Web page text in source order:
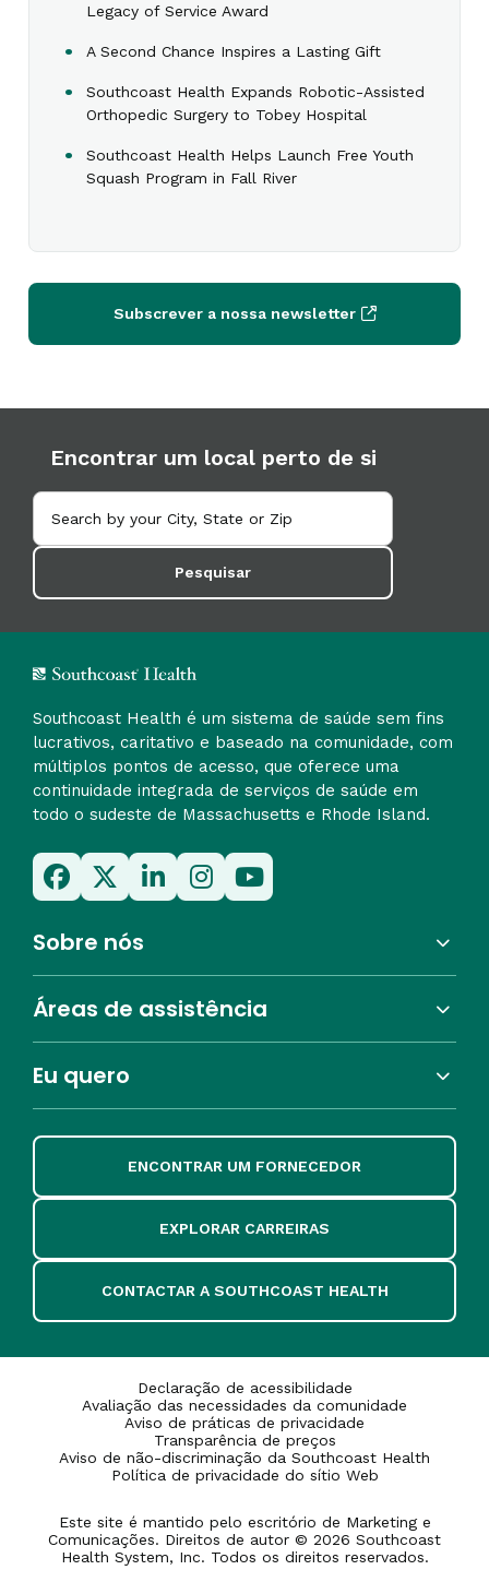
Legacy of Service Award
A Second Chance Inspires a Lasting Gift
Southcoast Health Expands Robotic-Assisted
Orthopedic Surgery to Tobey Hospital
Southcoast Health Helps Launch Free Youth
Squash Program in Fall River
Subscrever a nossa newsletter
Encontrar um local perto de si
Pesquisar
Southcoast Health é um sistema de saúde sem fins
lucrativos, caritativo e baseado na comunidade, com
múltiplos pontos de acesso, que oferece uma
continuidade integrada de serviços de saúde em
todo o sudeste de Massachusetts e Rhode Island.
Sobre nós
Áreas de assistência
Eu quero
ENCONTRAR UM FORNECEDOR
EXPLORAR CARREIRAS
CONTACTAR A SOUTHCOAST HEALTH
Declaração de acessibilidade
Avaliação das necessidades da comunidade
Aviso de práticas de privacidade
Transparência de preços
Aviso de não-discriminação da Southcoast Health
Política de privacidade do sítio Web
Este site é mantido pelo escritório de Marketing e
Comunicações. Direitos de autor © 2026 Southcoast
Health System, Inc. Todos os direitos reservados.